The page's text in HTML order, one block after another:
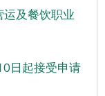
及餐饮职业
日起接受申请